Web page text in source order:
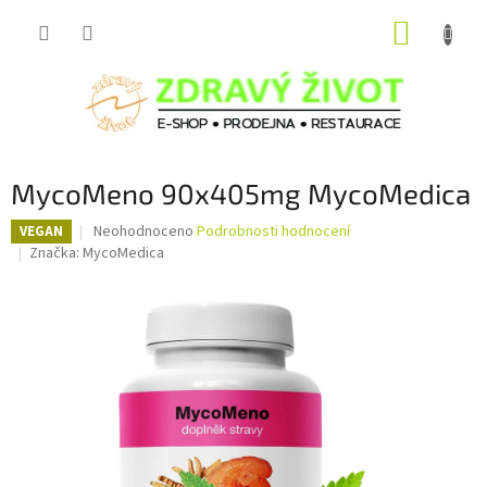
MycoMeno 90x405mg MycoMedica
VEGAN
Průměrné
hodnocení
Neohodnoceno Podrobnosti hodnocení
Značka: MycoMedica